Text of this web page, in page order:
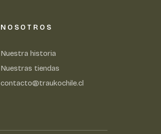
NOSOTROS
Nuestra historia
Nuestras tiendas
contacto@traukochile.cl